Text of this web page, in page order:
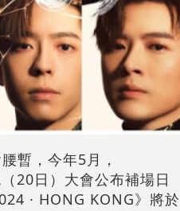
暫，今年5月，
20日）大會公布補場日
· HONG KONG》將於